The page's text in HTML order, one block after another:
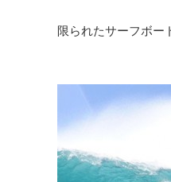
限られたサーフボー